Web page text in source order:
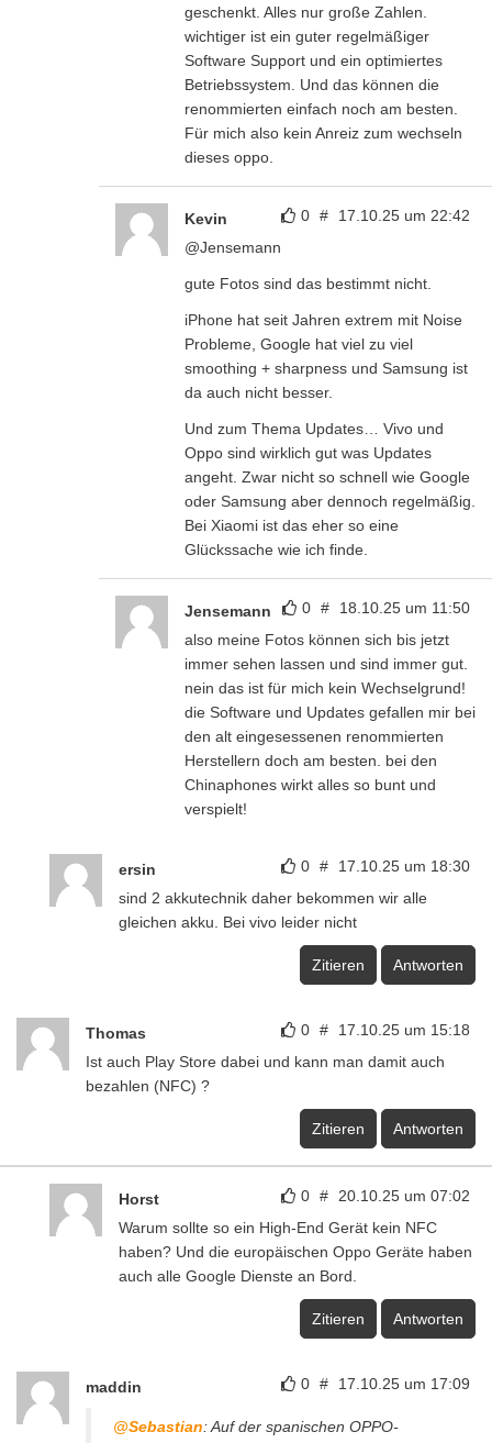
geschenkt. Alles nur große Zahlen.
wichtiger ist ein guter regelmäßiger
Software Support und ein optimiertes
Betriebssystem. Und das können die
renommierten einfach noch am besten.
Für mich also kein Anreiz zum wechseln
dieses oppo.
0 # 17.10.25 um 22:42
Kevin
@Jensemann
gute Fotos sind das bestimmt nicht.
iPhone hat seit Jahren extrem mit Noise
Probleme, Google hat viel zu viel
smoothing + sharpness und Samsung ist
da auch nicht besser.
Und zum Thema Updates… Vivo und
Oppo sind wirklich gut was Updates
angeht. Zwar nicht so schnell wie Google
oder Samsung aber dennoch regelmäßig.
Bei Xiaomi ist das eher so eine
Glückssache wie ich finde.
0 # 18.10.25 um 11:50
Jensemann
also meine Fotos können sich bis jetzt
immer sehen lassen und sind immer gut.
nein das ist für mich kein Wechselgrund!
die Software und Updates gefallen mir bei
den alt eingesessenen renommierten
Herstellern doch am besten. bei den
Chinaphones wirkt alles so bunt und
verspielt!
0 # 17.10.25 um 18:30
ersin
sind 2 akkutechnik daher bekommen wir alle
gleichen akku. Bei vivo leider nicht
Zitieren Antworten
0 # 17.10.25 um 15:18
Thomas
Ist auch Play Store dabei und kann man damit auch
bezahlen (NFC) ?
Zitieren Antworten
0 # 20.10.25 um 07:02
Horst
Warum sollte so ein High-End Gerät kein NFC
haben? Und die europäischen Oppo Geräte haben
auch alle Google Dienste an Bord.
Zitieren Antworten
0 # 17.10.25 um 17:09
maddin
@Sebastian: Auf der spanischen OPPO-